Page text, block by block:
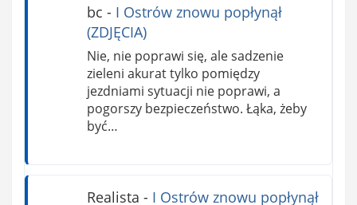
bc - I Ostrów znowu popłynął
(ZDJĘCIA)
Nie, nie poprawi się, ale sadzenie
zieleni akurat tylko pomiędzy
jezdniami sytuacji nie poprawi, a
pogorszy bezpieczeństwo. Łąka, żeby
być…
Realista - I Ostrów znowu popłynął